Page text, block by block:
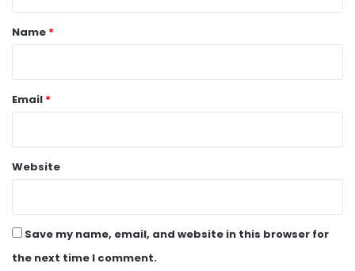
*Name *
Email *
Website
Save my name, email, and website in this browser for
the next time I comment.